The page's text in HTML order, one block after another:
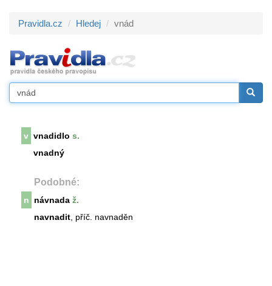
Pravidla.cz Hledej vnád
v vnadidlo s.
vnadný
Podobné:
n návnada ž.
navnadit , příč. navnaděn